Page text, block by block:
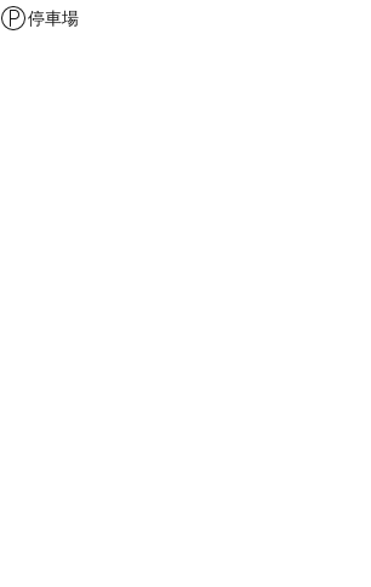
停車場